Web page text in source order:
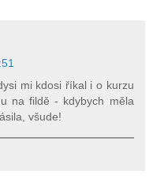
mi kdosi říkal i o kurzu
na fildě - kdybych měla
všude!